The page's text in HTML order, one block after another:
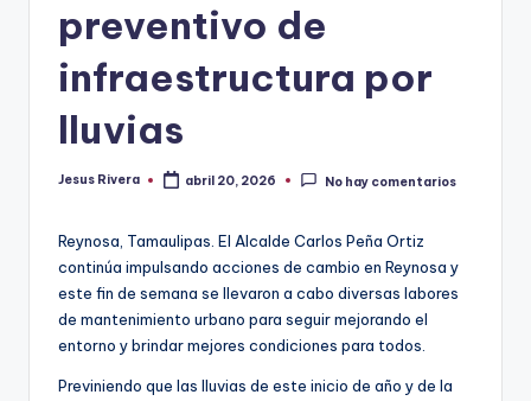
preventivo de
infraestructura por
lluvias
Publicado
Jesus Rivera abril 20, 2026 No hay comentarios
Reynosa, Tamaulipas. El Alcalde Carlos Peña Ortiz
continúa impulsando acciones de cambio en Reynosa y
este fin de semana se llevaron a cabo diversas labores
de mantenimiento urbano para seguir mejorando el
entorno y brindar mejores condiciones para todos.
Previniendo que las lluvias de este inicio de año y de la